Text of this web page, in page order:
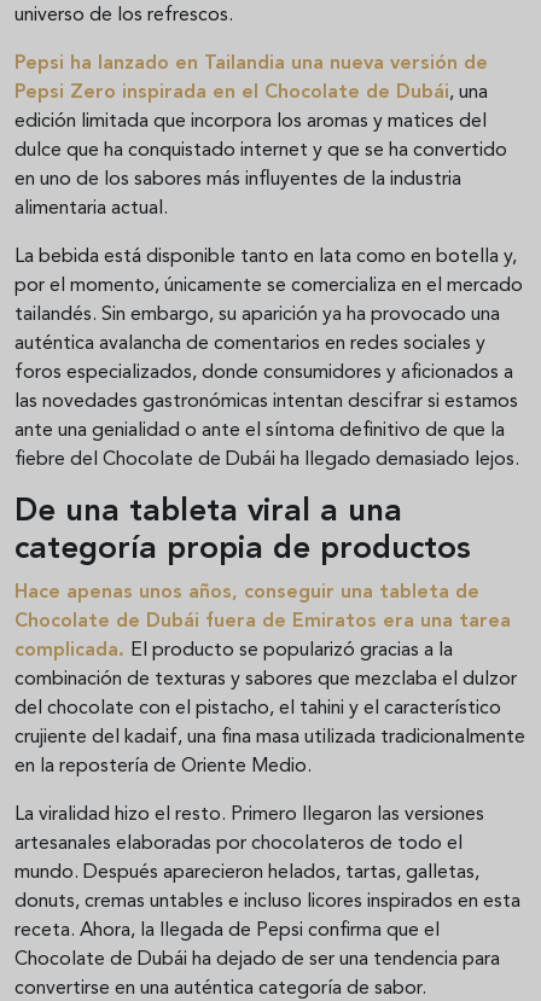
universo de los refrescos.
Pepsi ha lanzado en Tailandia una nueva versión de
Pepsi Zero inspirada en el Chocolate de Dubái, una
edición limitada que incorpora los aromas y matices del
dulce que ha conquistado internet y que se ha convertido
en uno de los sabores más influyentes de la industria
alimentaria actual.
La bebida está disponible tanto en lata como en botella y,
por el momento, únicamente se comercializa en el mercado
tailandés. Sin embargo, su aparición ya ha provocado una
auténtica avalancha de comentarios en redes sociales y
foros especializados, donde consumidores y aficionados a
las novedades gastronómicas intentan descifrar si estamos
ante una genialidad o ante el síntoma definitivo de que la
fiebre del Chocolate de Dubái ha llegado demasiado lejos.
De una tableta viral a una
categoría propia de productos
Hace apenas unos años, conseguir una tableta de
Chocolate de Dubái fuera de Emiratos era una tarea
complicada. El producto se popularizó gracias a la
combinación de texturas y sabores que mezclaba el dulzor
del chocolate con el pistacho, el tahini y el característico
crujiente del kadaif, una fina masa utilizada tradicionalmente
en la repostería de Oriente Medio.
La viralidad hizo el resto. Primero llegaron las versiones
artesanales elaboradas por chocolateros de todo el
mundo. Después aparecieron helados, tartas, galletas,
donuts, cremas untables e incluso licores inspirados en esta
receta. Ahora, la llegada de Pepsi confirma que el
Chocolate de Dubái ha dejado de ser una tendencia para
convertirse en una auténtica categoría de sabor.